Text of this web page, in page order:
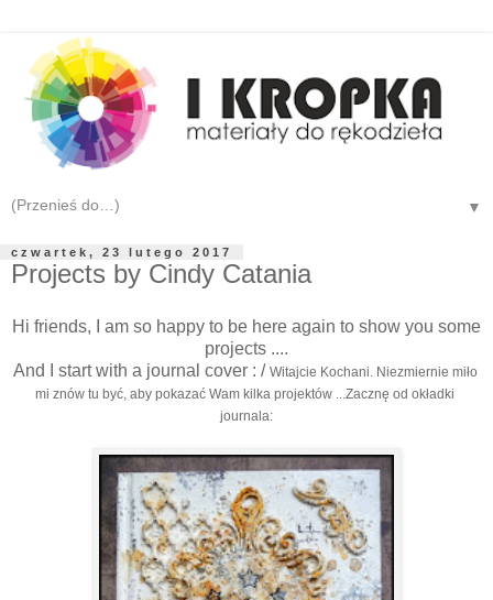
▼
czwartek, 23 lutego 2017
Projects by Cindy Catania
Hi friends, I am so happy to be here again to show you some
projects ....
And I start with a journal cover : / Witajcie Kochani. Niezmiernie miło
mi znów tu być, aby pokazać Wam kilka projektów ... Zacznę od okładki
journala: